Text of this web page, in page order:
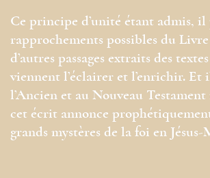
Ce principe d’unité étant admis, il
rapprochements possibles du Livre
d’autres passages extraits des
viennent l’éclairer et l’enrichir. Et
l’Ancien et au Nouveau
cet écrit annonce
grands mystères de la foi en Jésus-